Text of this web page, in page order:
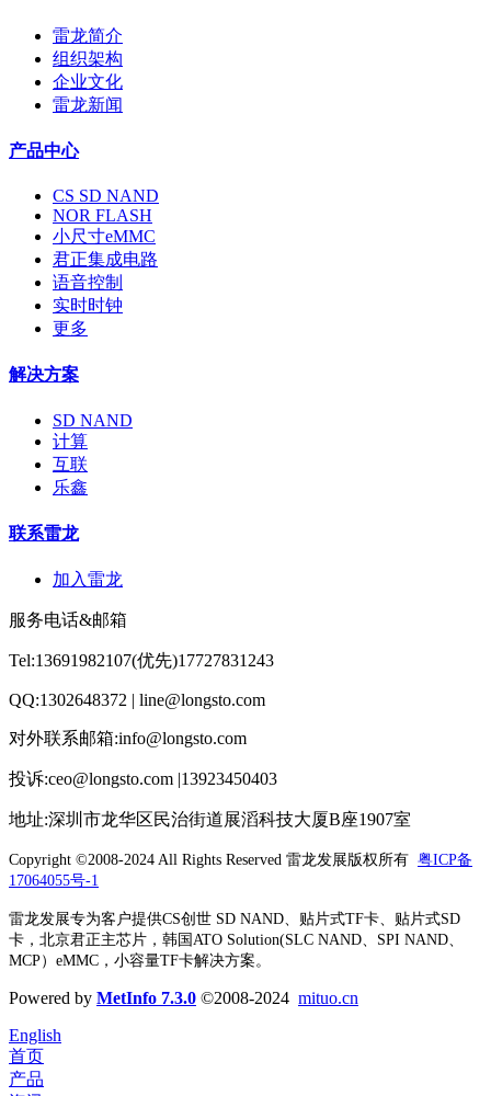
雷龙简介
组织架构
企业文化
雷龙新闻
产品中心
CS SD NAND
NOR FLASH
小尺寸eMMC
君正集成电路
语音控制
实时时钟
更多
解决方案
SD NAND
计算
互联
乐鑫
联系雷龙
加入雷龙
服务电话&邮箱
Tel:13691982107(优先)17727831243
QQ:1302648372 | line@longsto.com
对外联系邮箱:info@longsto.com
投诉:ceo@longsto.com |13923450403
地址:深圳市龙华区民治街道展滔科技大厦B座1907室
Copyright ©2008-2024 All Rights Reserved 雷龙发展版权所有 粤ICP备
17064055号-1
雷龙发展专为客户提供CS创世 SD NAND、贴片式TF卡、贴片式SD
卡，北京君正主芯片，韩国ATO Solution(SLC NAND、SPI NAND、
MCP）eMMC，小容量TF卡解决方案。
Powered by MetInfo 7.3.0 ©2008-2024 mituo.cn
English
首页
产品